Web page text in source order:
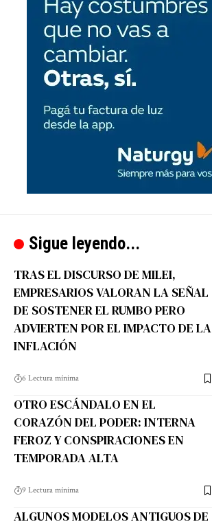
Sigue leyendo...
TRAS EL DISCURSO DE MILEI,
EMPRESARIOS VALORAN LA SEÑAL
DE SOSTENER EL RUMBO PERO
ADVIERTEN POR EL IMPACTO DE LA
INFLACIÓN
6 Lectura mínima
OTRO ESCÁNDALO EN EL
CORAZÓN DEL PODER: INTERNA
FEROZ Y CONSPIRACIONES EN
TEMPORADA ALTA
9 Lectura mínima
ALGUNOS MODELOS ANTIGUOS DE